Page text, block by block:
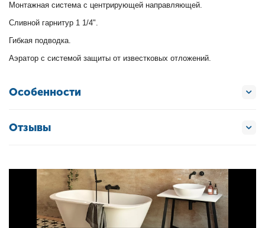
Монтажная система с центрирующей направляющей.
Сливной гарнитур 1 1/4".
Гибкая подводка.
Аэратор с системой защиты от известковых отложений.
Особенности
Отзывы